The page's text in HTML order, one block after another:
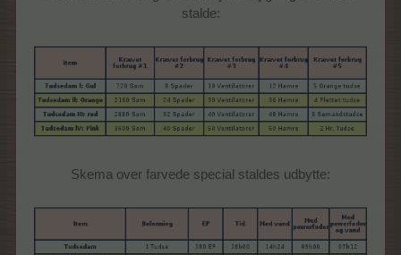
stalde:
Skema over farvede special staldes udbytte: